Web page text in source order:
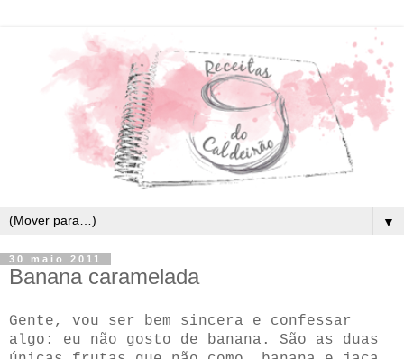
▼
30 maio 2011
Banana caramelada
Gente, vou ser bem sincera e confessar
algo: eu não gosto de banana. São as duas